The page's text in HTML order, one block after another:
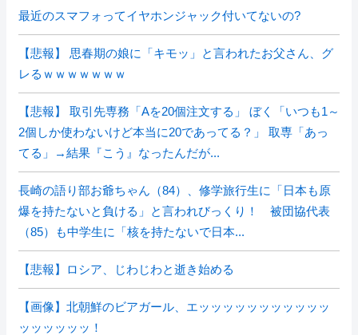
最近のスマフォってイヤホンジャック付いてないの?
【悲報】 思春期の娘に「キモッ」と言われたお父さん、グ
レるｗｗｗｗｗｗｗ
【悲報】 取引先専務「Aを20個注文する」 ぼく「いつも1～
2個しか使わないけど本当に20であってる？」 取専「あっ
てる」→結果『こう』なったんだが...
長崎の語り部お爺ちゃん（84）、修学旅行生に「日本も原
爆を持たないと負ける」と言われびっくり！ 被団協代表
（85）も中学生に「核を持たないで日本...
【悲報】ロシア、じわじわと逝き始める
【画像】北朝鮮のビアガール、エッッッッッッッッッッッ
ッッッッッッ！